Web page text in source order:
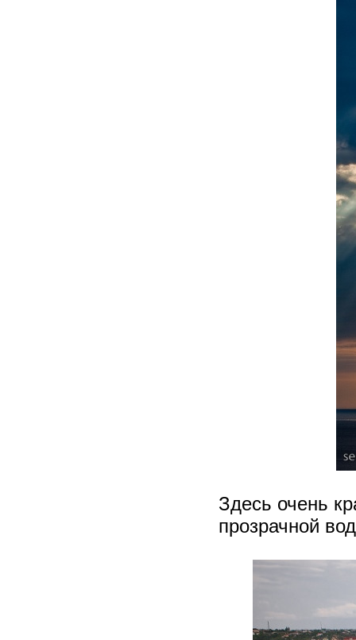
Здесь очень
прозрачной